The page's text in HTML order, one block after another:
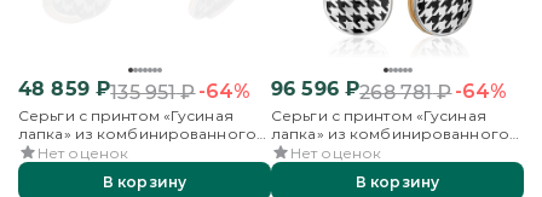
48 859₽135 951₽-64%
Серьги с принтом «Гусиная
лапка» из комбинированного
золота с фианитами и эмалью
Нет оценок
В корзину
96 596₽268 781₽-64%
Серьги с принтом «Гусиная
лапка» из комбинированного
золота с фианитами и эмалью
Нет оценок
В корзину